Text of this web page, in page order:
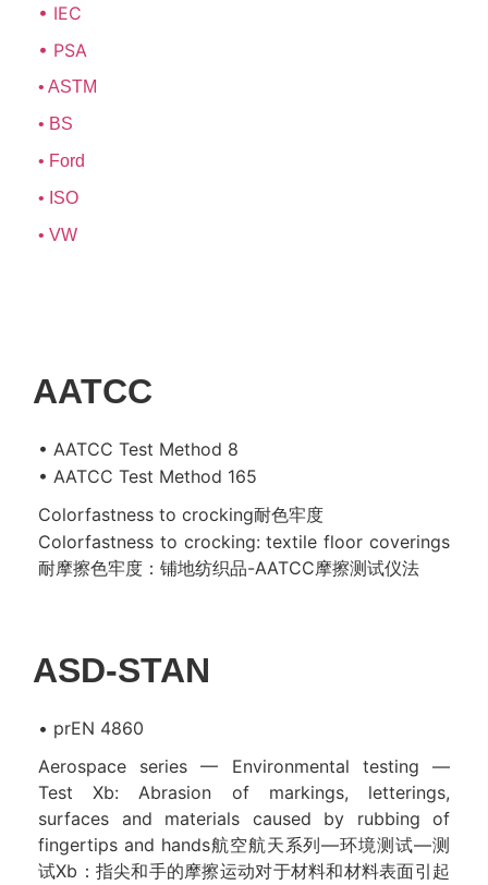
• IEC
• PSA
• ASTM
• BS
• Ford
• ISO
• VW
AATCC
• AATCC Test Method 8
• AATCC Test Method 165
Colorfastness to crocking耐色牢度
Colorfastness to crocking: textile floor coverings
耐摩擦色牢度：铺地纺织品-AATCC摩擦测试仪法
ASD-STAN
• prEN 4860
Aerospace series — Environmental testing —
Test Xb: Abrasion of markings, letterings,
surfaces and materials caused by rubbing of
fingertips and hands航空航天系列—环境测试—测
试Xb：指尖和手的摩擦运动对于材料和材料表面引起